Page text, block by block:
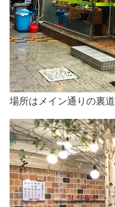
場所はメイン通りの裏道